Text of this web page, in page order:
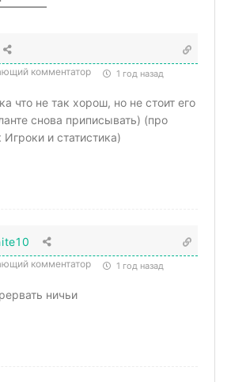
комментатор 1 год назад
что не так хорош, но не стоит его
снова приписывать) (про
и статистика)
комментатор 1 год назад
ничьи